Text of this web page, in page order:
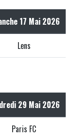
17 Mai 2026
Lens
29 Mai 2026
Paris FC